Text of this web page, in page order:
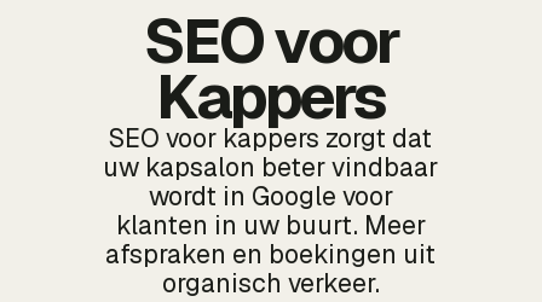
SEO voor
Kappers
SEO voor kappers zorgt dat
uw kapsalon beter vindbaar
wordt in Google voor
klanten in uw buurt. Meer
afspraken en boekingen uit
organisch verkeer.